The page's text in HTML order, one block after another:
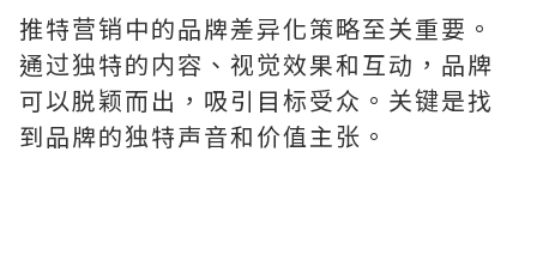
推特营销中的品牌差异化策略至关重要。
通过独特的内容、视觉效果和互动，品牌
可以脱颖而出，吸引目标受众。关键是找
到品牌的独特声音和价值主张。